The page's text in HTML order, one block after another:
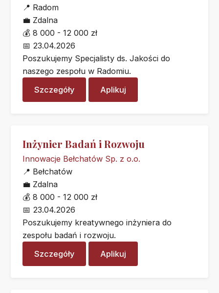
📍 Radom
💼 Zdalna
💰 8 000 - 12 000 zł
📅 23.04.2026
Poszukujemy Specjalisty ds. Jakości do
naszego zespołu w Radomiu.
Szczegóły
Aplikuj
Inżynier Badań i Rozwoju
Innowacje Bełchatów Sp. z o.o.
📍 Bełchatów
💼 Zdalna
💰 8 000 - 12 000 zł
📅 23.04.2026
Poszukujemy kreatywnego inżyniera do
zespołu badań i rozwoju.
Szczegóły
Aplikuj